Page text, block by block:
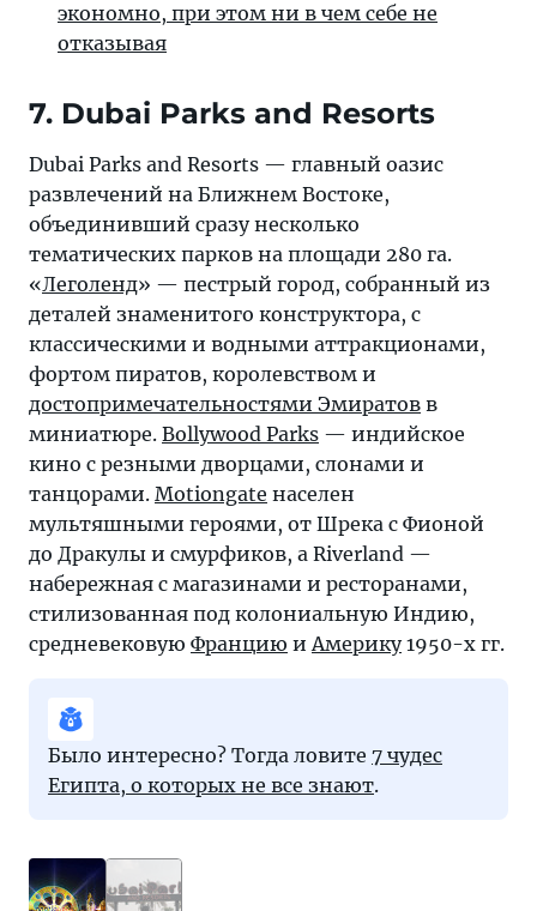
экономно, при этом ни в чем себе не
отказывая
7. Dubai Parks and Resorts
Dubai Parks and Resorts — главный оазис
развлечений на Ближнем Востоке,
объединивший сразу несколько
тематических парков на площади 280 га.
«Леголенд» — пестрый город, собранный из
деталей знаменитого конструктора, с
классическими и водными аттракционами,
фортом пиратов, королевством и
достопримечательностями Эмиратов в
миниатюре. Bollywood Parks — индийское
кино с резными дворцами, слонами и
танцорами. Motiongate населен
мультяшными героями, от Шрека с Фионой
до Дракулы и смурфиков, а Riverland —
набережная с магазинами и ресторанами,
стилизованная под колониальную Индию,
средневековую Францию иАмерику1950-х гг.
Было интересно? Тогда ловите 7 чудес
Египта, о которых не все знают.